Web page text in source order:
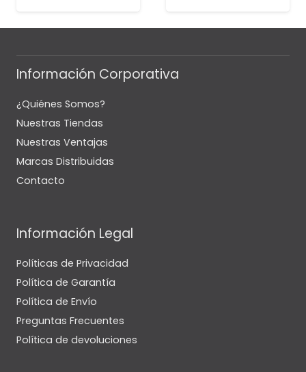
Información Corporativa
¿Quiénes Somos?
Nuestras Tiendas
Nuestras Ventajas
Marcas Distribuidas
Contacto
Información Legal
Políticas de Privacidad
Política de Garantía
Política de Envío
Preguntas Frecuentes
Política de devoluciones